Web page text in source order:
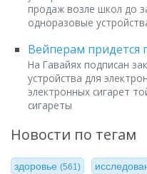
продаж возле школ до
одноразовые
Вейперам придется
На Гавайях подписан
устройства для
электронных сигарет
сигареты
Новости по тегам
здоровье (561)